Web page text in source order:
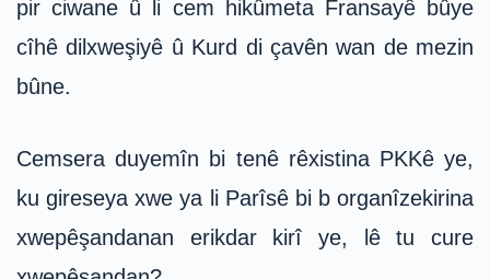
pir ciwane û li cem hikûmeta Fransayê bûye
cîhê dilxweşiyê û Kurd di çavên wan de mezin
bûne.
Cemsera duyemîn bi tenê rêxistina PKKê ye,
ku gireseya xwe ya li Parîsê bi b organîzekirina
xwepêşandanan erikdar kirî ye, lê tu cure